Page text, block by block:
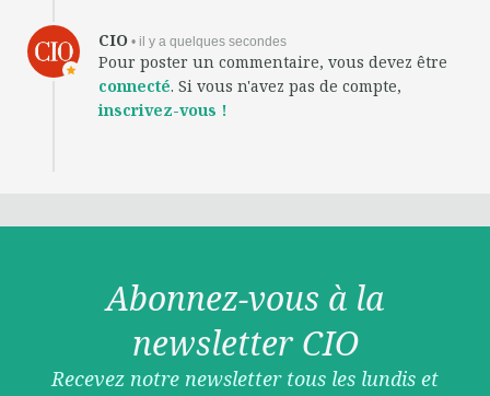
CIO • il y a quelques secondes
Pour poster un commentaire, vous devez être
connecté. Si vous n'avez pas de compte,
inscrivez-vous !
Abonnez-vous à la
newsletter CIO
Recevez notre newsletter tous les lundis et